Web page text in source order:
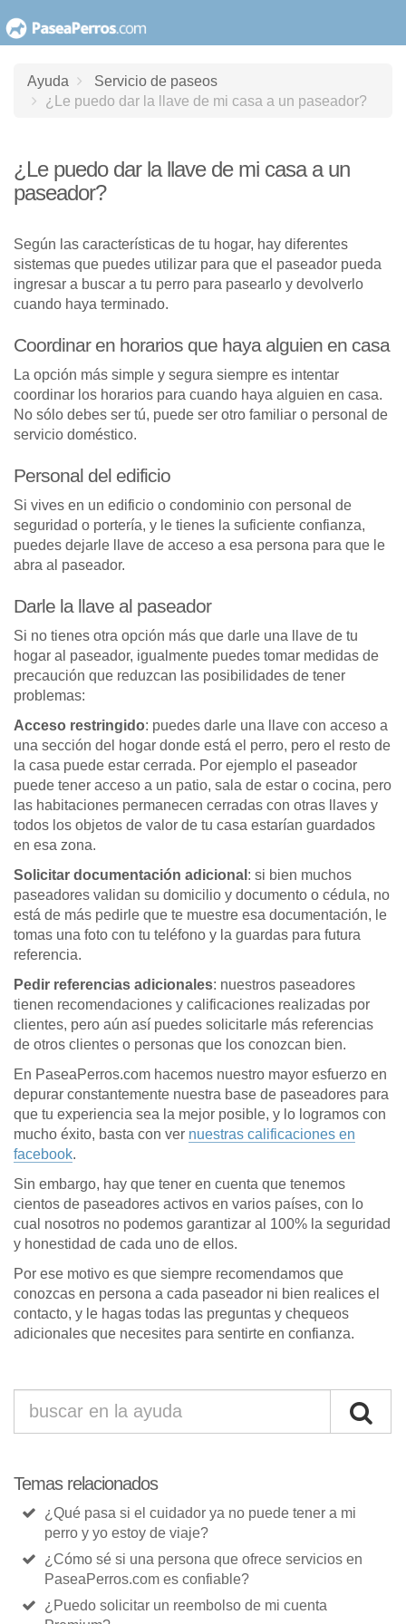
al
contenido
Ayuda
Servicio de paseos
¿Le puedo dar la llave de mi casa a un paseador?
¿Le puedo dar la llave de mi casa a un
paseador?
Según las características de tu hogar, hay diferentes
sistemas que puedes utilizar para que el paseador pueda
ingresar a buscar a tu perro para pasearlo y devolverlo
cuando haya terminado.
Coordinar en horarios que haya alguien en casa
La opción más simple y segura siempre es intentar
coordinar los horarios para cuando haya alguien en casa.
No sólo debes ser tú, puede ser otro familiar o personal de
servicio doméstico.
Personal del edificio
Si vives en un edificio o condominio con personal de
seguridad o portería, y le tienes la suficiente confianza,
puedes dejarle llave de acceso a esa persona para que le
abra al paseador.
Darle la llave al paseador
Si no tienes otra opción más que darle una llave de tu
hogar al paseador, igualmente puedes tomar medidas de
precaución que reduzcan las posibilidades de tener
problemas:
Acceso restringido: puedes darle una llave con acceso a
una sección del hogar donde está el perro, pero el resto de
la casa puede estar cerrada. Por ejemplo el paseador
puede tener acceso a un patio, sala de estar o cocina, pero
las habitaciones permanecen cerradas con otras llaves y
todos los objetos de valor de tu casa estarían guardados
en esa zona.
Solicitar documentación adicional : si bien muchos
paseadores validan su domicilio y documento o cédula, no
está de más pedirle que te muestre esa documentación, le
tomas una foto con tu teléfono y la guardas para futura
referencia.
Pedir referencias adicionales: nuestros paseadores
tienen recomendaciones y calificaciones realizadas por
clientes, pero aún así puedes solicitarle más referencias
de otros clientes o personas que los conozcan bien.
En PaseaPerros.com hacemos nuestro mayor esfuerzo en
depurar constantemente nuestra base de paseadores para
que tu experiencia sea la mejor posible, y lo logramos con
mucho éxito, basta con ver nuestras calificaciones en
facebook.
Sin embargo, hay que tener en cuenta que tenemos
cientos de paseadores activos en varios países, con lo
cual nosotros no podemos garantizar al 100% la seguridad
y honestidad de cada uno de ellos.
Por ese motivo es que siempre recomendamos que
conozcas en persona a cada paseador ni bien realices el
contacto, y le hagas todas las preguntas y chequeos
adicionales que necesites para sentirte en confianza.
Temas relacionados
¿Qué pasa si el cuidador ya no puede tener a mi
perro y yo estoy de viaje?
¿Cómo sé si una persona que ofrece servicios en
PaseaPerros.com es confiable?
¿Puedo solicitar un reembolso de mi cuenta